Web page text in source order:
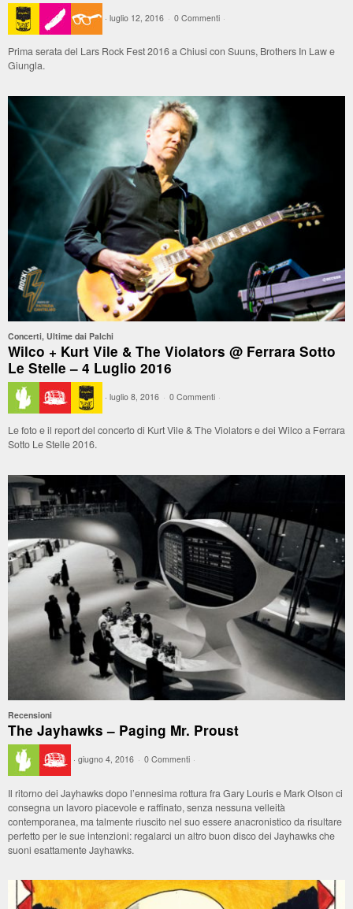
· luglio 12, 2016 · 0 Commenti ·
Prima serata del Lars Rock Fest 2016 a Chiusi con Suuns, Brothers In Law e
Giungla.
Concerti, Ultime dai Palchi
Wilco + Kurt Vile & The Violators @ Ferrara Sotto
Le Stelle – 4 Luglio 2016
· luglio 8, 2016 · 0 Commenti ·
Le foto e il report del concerto di Kurt Vile & The Violators e dei Wilco a Ferrara
Sotto Le Stelle 2016.
Recensioni
The Jayhawks – Paging Mr. Proust
· giugno 4, 2016 · 0 Commenti ·
Il ritorno dei Jayhawks dopo l’ennesima rottura fra Gary Louris e Mark Olson ci
consegna un lavoro piacevole e raffinato, senza nessuna velleità
contemporanea, ma talmente riuscito nel suo essere anacronistico da risultare
perfetto per le sue intenzioni: regalarci un altro buon disco dei Jayhawks che
suoni esattamente Jayhawks.